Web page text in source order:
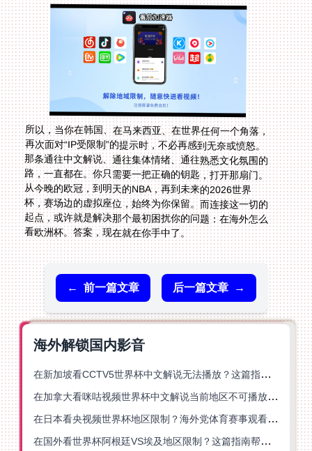
所以，当你在韩国、在马来西亚、在世界任何一个角落，
再次面对“IP受限制”的提示时，不必再感到无奈或愤怒。
那条通往中文解说、通往集体情绪、通往熟悉文化氛围的
路，一直都在。你只需要一把正确的钥匙，打开那扇门。
从今晚的欧冠，到明天的NBA，再到未来的2026世界
杯，赛场边的虚拟座位，始终为你保留。而连接这一切的
起点，或许就是解决那个最初困扰你的问题：在海外怎么
看欧洲杯。答案，现在就在你手中了。
← 前一篇文章 后一篇文章 →
海外解锁国内影音
在新加坡看CCTV5世界杯中文解说无法播放？这篇指南帮你解锁海外体育直播自由
在加拿大看咪咕视频世界杯中文解说当前地区不可播放？这篇指南帮你一键解决
在日本看央视频世界杯地区限制？海外党体育赛事观看终极指南
在国外看世界杯阿根廷VS埃及地区限制？这篇指南帮你搞定中文直播+解说